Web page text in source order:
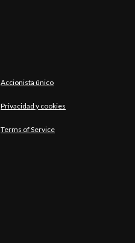
Accionista único
Privacidad y cookies
Terms of Service